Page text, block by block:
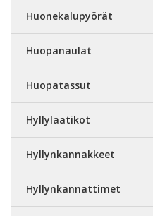
Huonekalupyörät
Huopanaulat
Huopatassut
Hyllylaatikot
Hyllynkannakkeet
Hyllynkannattimet